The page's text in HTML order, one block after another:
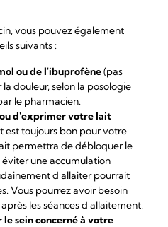
vous pouvez également
suivants :
ou de l'ibuprofène(pas
douleur, selon la posologie
le pharmacien.
d'exprimer votre lait
est toujours bon pour votre
permettra de débloquer le
une accumulation
d'allaiter pourrait
Vous pourrez avoir besoin
les séances d'allaitement.
sein concerné à votre